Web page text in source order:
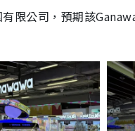
限公司，預期該